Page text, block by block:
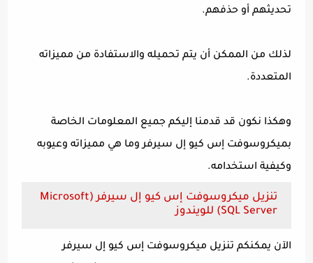
تحديثهم أو حذفهم.
لذلك من الممكن أن يتم تحميله والاستفادة من مميزاته
المتعددة.
وهكذا نكون قد قدمنا إليكم جميع المعلومات الخاصة
بميكروسوفت إس كيو إل سيرفر وما هي مميزاته وعيوبه
وكيفية استخدامه.
تنزيل ميكروسوفت إس كيو إل سيرفر (Microsoft
SQL Server) للويندوز
الآن يمكنكم تنزيل ميكروسوفت إس كيو إل سيرفر